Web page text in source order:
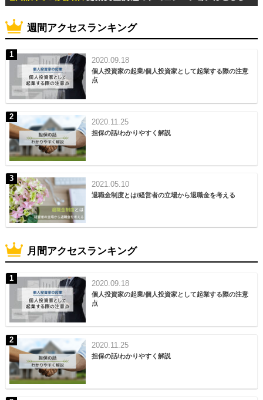
週間アクセスランキング
2020.09.18
個人投資家の起業/個人投資家として起業する際の注意
点
2020.11.25
担保の話/わかりやすく解説
2021.05.10
退職金制度とは/経営者の立場から退職金を考える
月間アクセスランキング
2020.09.18
個人投資家の起業/個人投資家として起業する際の注意
点
2020.11.25
担保の話/わかりやすく解説